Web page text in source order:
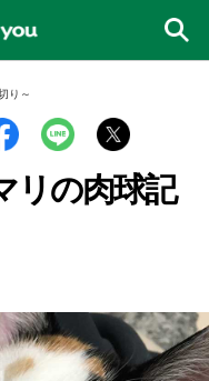
り～
リの肉球記